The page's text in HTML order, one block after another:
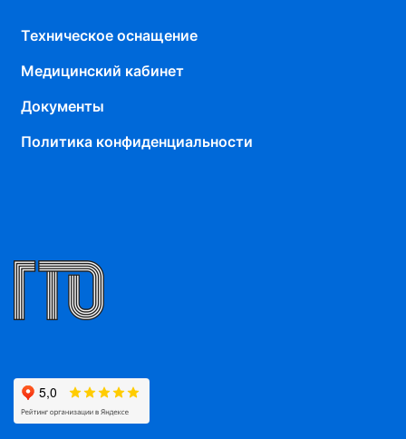
Техническое оснащение
Медицинский кабинет
Документы
Политика конфиденциальности